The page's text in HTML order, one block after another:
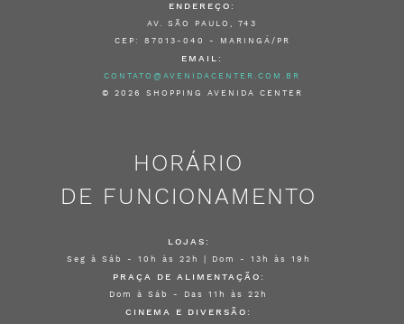
ENDEREÇO:
AV. SÃO PAULO, 743
CEP: 87013-040 - MARINGÁ/PR
EMAIL:
CONTATO@AVENIDACENTER.COM.BR
© 2026 SHOPPING AVENIDA CENTER
HORÁRIO
DE FUNCIONAMENTO
LOJAS:
Seg à Sáb - 10h às 22h | Dom - 13h às 19h
PRAÇA DE ALIMENTAÇÃO:
Dom à Sáb - Das 11h às 22h
CINEMA E DIVERSÃO: